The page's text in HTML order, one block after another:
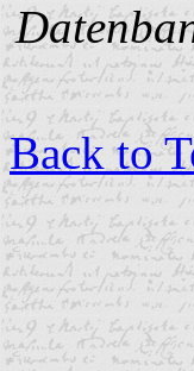
Back to